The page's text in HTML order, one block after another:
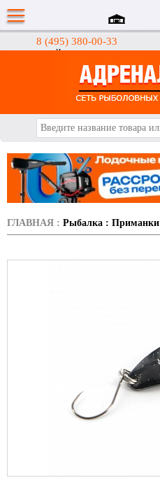
8 (495) 380-00-33
Интернет-магазин
ГЛАВНАЯ : Рыбалка : Приманки